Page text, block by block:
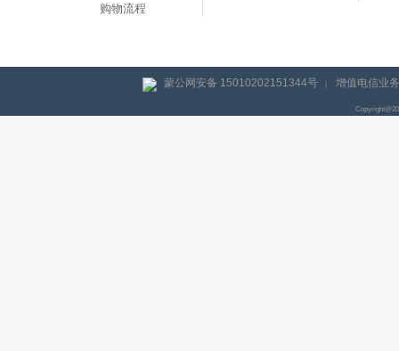
购物流程
蒙公网安备 15010202151344号 | 增值电信业